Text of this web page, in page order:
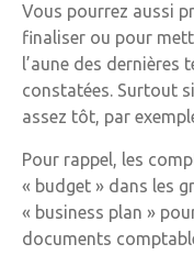
Vous pourrez aussi
finaliser ou pour
l’aune des dernières
constatées. Surtout
assez tôt, par
Pour rappel, les
« budget » dans les
« business plan »
documents